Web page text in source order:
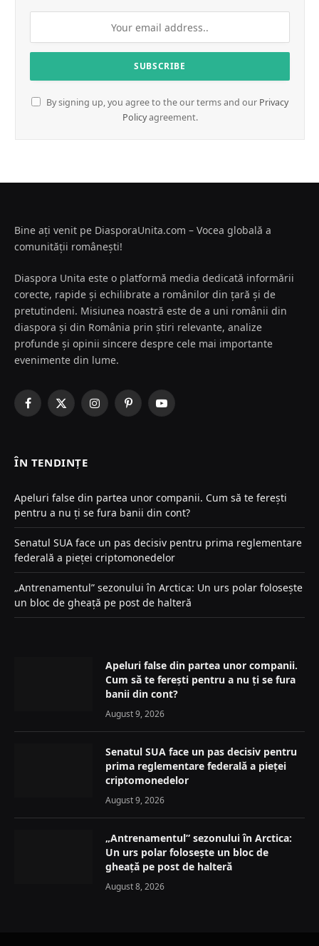
By signing up, you agree to the our terms and our Privacy
Policyagreement.
Bine ați venit pe DiasporaUnita.com – Vocea globală a
comunității românești!
Diaspora Unita este o platformă media dedicată informării
corecte, rapide și echilibrate a românilor din țară și de
pretutindeni. Misiunea noastră este de a uni românii din
diaspora și din România prin știri relevante, analize
profunde și opinii sincere despre cele mai importante
evenimente din lume.
Facebook
X
InstagramPinterestYouTube
ÎN TENDINȚE
Apeluri false din partea unor companii. Cum să te ferești
pentru a nu ți se fura banii din cont?
Senatul SUA face un pas decisiv pentru prima reglementare
federală a pieței criptomonedelor
„Antrenamentul” sezonului în Arctica: Un urs polar folosește
un bloc de gheață pe post de halteră
Apeluri false din partea unor companii.
Cum să te ferești pentru a nu ți se fura
banii din cont?
August 9, 2026
Senatul SUA face un pas decisiv pentru
prima reglementare federală a pieței
criptomonedelor
August 9, 2026
„Antrenamentul” sezonului în Arctica:
Un urs polar folosește un bloc de
gheață pe post de halteră
August 8, 2026